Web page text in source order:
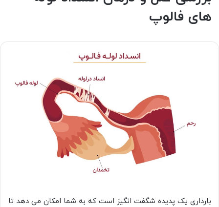
های فالوپ
بارداری یک پدیده شگفت انگیز است که به شما امکان می دهد تا